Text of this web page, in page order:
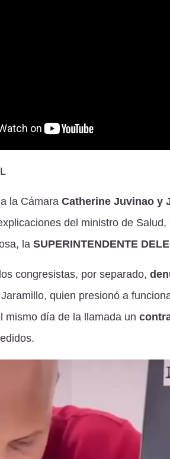
la Cámara Catherine Juvinao y
del ministro de
la SUPERINTENDENTE
congresistas, por separado,
quien presionó a
mismo día de la llamada un